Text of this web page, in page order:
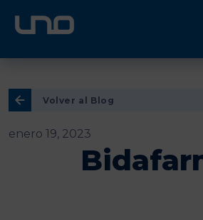
ÚNETE A UNO LOGÍSTICA
Volver al Blog
enero 19, 2023